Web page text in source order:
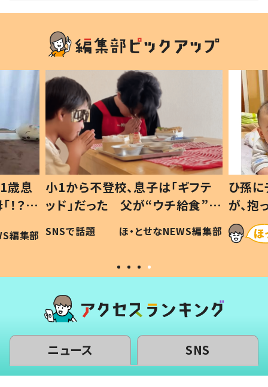
フテ
食”を
編集部
ひ孫にデレデレな80歳じいじ
が、抱っこすると…ひ孫の反応に
「涙が出ました」「可愛くて仕方な
い」
ほ・とせなNEWS編集部
ニュース SNS